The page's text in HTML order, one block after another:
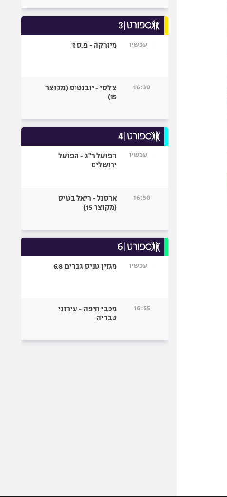
עכשיו מיורקה - פ.ס.ז'
16:30
צ'לסי - יובנטוס (מקוצר
15)
עכשיו
הפועל ר"ג - הפועל
ירושלים
16:50
ארסנל - ריאל בטיס
(מקוצר 15)
עכשיו מגזין טניס גברים 6.8
16:55
מכבי חיפה - עירוני
טבריה